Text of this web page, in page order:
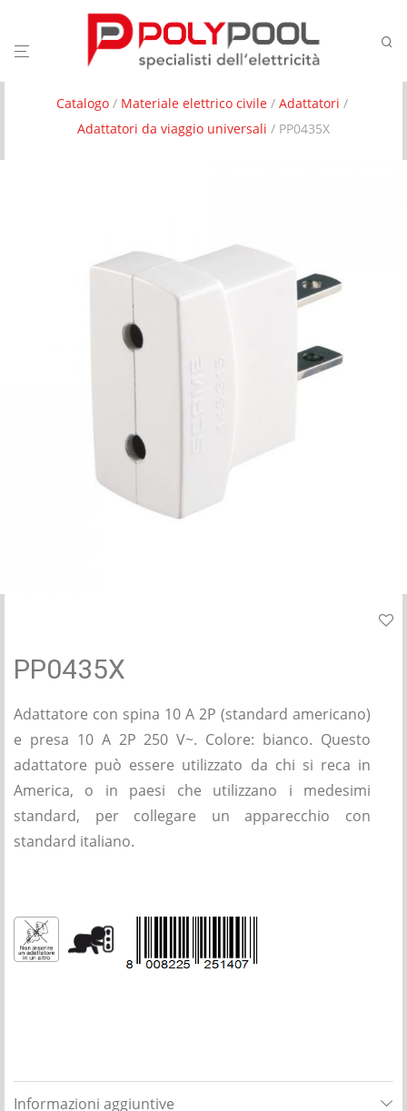
Catalogo/ Materiale elettrico civile/ Adattatori /
Adattatori da viaggio universali / PP0435X
PP0435X
Adattatore con spina 10 A 2P (standard americano)
e presa 10 A 2P 250 V~. Colore: bianco. Questo
adattatore può essere utilizzato da chi si reca in
America, o in paesi che utilizzano i medesimi
standard, per collegare un apparecchio con
standard italiano.
Informazioni aggiuntive